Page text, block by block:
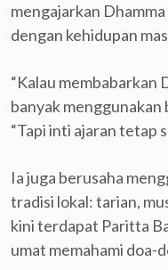
mengajarkan
dengan kehidupan
“Kalau membabarkan
banyak menggunakan
“Tapi inti ajaran tetap
Ia juga berusaha
tradisi lokal: tarian,
kini terdapat Paritta
umat memahami doa-